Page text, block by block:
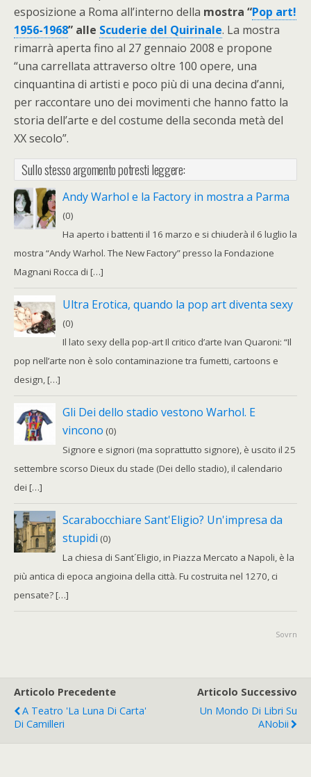
esposizione a Roma all’interno della mostra “Pop art!
1956-1968” alle Scuderie del Quirinale. La mostra
rimarrà aperta fino al 27 gennaio 2008 e propone
“una carrellata attraverso oltre 100 opere, una
cinquantina di artisti e poco più di una decina d’anni,
per raccontare uno dei movimenti che hanno fatto la
storia dell’arte e del costume della seconda metà del
XX secolo”.
Sullo stesso argomento potresti leggere:
Andy Warhol e la Factory in mostra a Parma
(0)
Ha aperto i battenti il 16 marzo e si chiuderà il 6 luglio la
mostra “Andy Warhol. The New Factory” presso la Fondazione
Magnani Rocca di […]
Ultra Erotica, quando la pop art diventa sexy
(0)
Il lato sexy della pop-art Il critico d’arte Ivan Quaroni: “Il
pop nell’arte non è solo contaminazione tra fumetti, cartoons e
design, […]
Gli Dei dello stadio vestono Warhol. E
vincono (0)
Signore e signori (ma soprattutto signore), è uscito il 25
settembre scorso Dieux du stade (Dei dello stadio), il calendario
dei […]
Scarabocchiare Sant'Eligio? Un'impresa da
stupidi (0)
La chiesa di Sant´Eligio, in Piazza Mercato a Napoli, è la
più antica di epoca angioina della città. Fu costruita nel 1270, ci
pensate? […]
Sovrn
Articolo Precedente
A Teatro 'la Luna Di Carta'
Di Camilleri
Articolo Successivo
Un Mondo Di Libri Su
ANobii